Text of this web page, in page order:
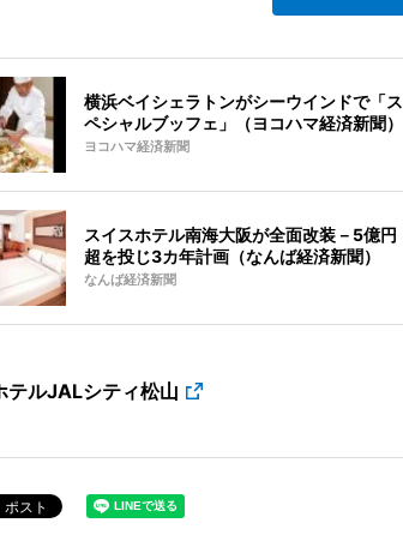
横浜ベイシェラトンがシーウインドで「ス
ペシャルブッフェ」（ヨコハマ経済新聞）
ヨコハマ経済新聞
スイスホテル南海大阪が全面改装－5億円
超を投じ3カ年計画（なんば経済新聞）
なんば経済新聞
テルJALシティ松山